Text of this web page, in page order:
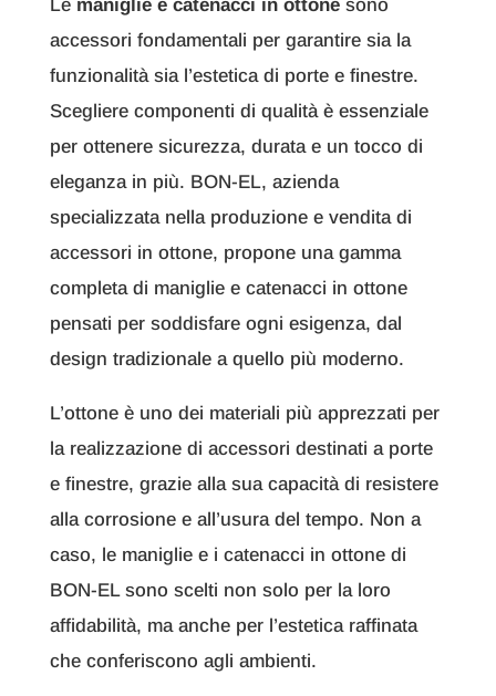
Le maniglie e catenacci in ottonesono
accessori fondamentali per garantire sia la
funzionalità sia l’estetica di porte e finestre.
Scegliere componenti di qualità è essenziale
per ottenere sicurezza, durata e un tocco di
eleganza in più. BON-EL, azienda
specializzata nella produzione e vendita di
accessori in ottone, propone una gamma
completa di maniglie e catenacci in ottone
pensati per soddisfare ogni esigenza, dal
design tradizionale a quello più moderno.
L’ottone è uno dei materiali più apprezzati per
la realizzazione di accessori destinati a porte
e finestre, grazie alla sua capacità di resistere
alla corrosione e all’usura del tempo. Non a
caso, le maniglie e i catenacci in ottone di
BON-EL sono scelti non solo per la loro
affidabilità, ma anche per l’estetica raffinata
che conferiscono agli ambienti.